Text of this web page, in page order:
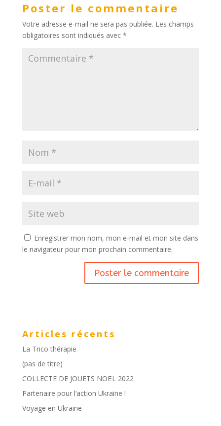
Poster le commentaire
Votre adresse e-mail ne sera pas publiée. Les champs
obligatoires sont indiqués avec *
Enregistrer mon nom, mon e-mail et mon site dans
le navigateur pour mon prochain commentaire.
Articles récents
La Trico thérapie
(pas de titre)
COLLECTE DE JOUETS NOËL 2022
Partenaire pour l’action Ukraine !
Voyage en Ukraine